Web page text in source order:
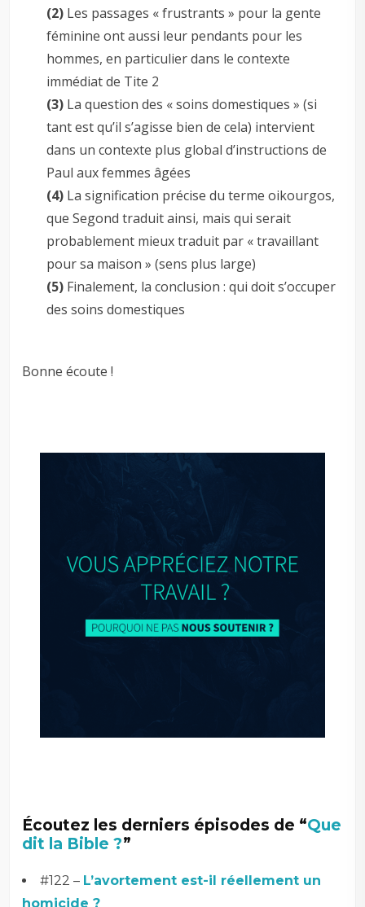
(2) Les passages « frustrants » pour la gente
féminine ont aussi leur pendants pour les
hommes, en particulier dans le contexte
immédiat de Tite 2
(3) La question des « soins domestiques » (si
tant est qu’il s’agisse bien de cela) intervient
dans un contexte plus global d’instructions de
Paul aux femmes âgées
(4) La signification précise du terme oikourgos,
que Segond traduit ainsi, mais qui serait
probablement mieux traduit par « travaillant
pour sa maison » (sens plus large)
(5) Finalement, la conclusion : qui doit s’occuper
des soins domestiques
Bonne écoute !
Écoutez les derniers épisodes de “Que
dit la Bible ?”
#122 – L’avortement est-il réellement un
homicide ?